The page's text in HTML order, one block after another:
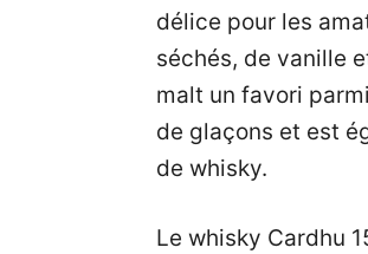
délice pour les
séchés, de vanille
malt un favori
de glaçons et est
de whisky.
Le whisky Cardhu